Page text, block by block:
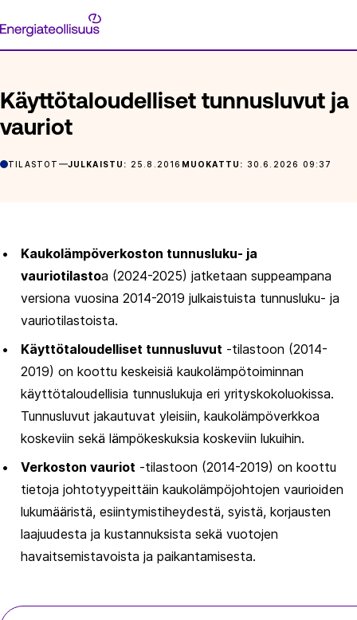
suoraan
Energiateollisuus
ETUSIVU
Käyttötaloudelliset tunnusluvut ja
vauriot
TILASTOT JULKAISTU: 25.8.2016 MUOKATTU: 30.6.2026 09:37
Kaukolämpöverkoston tunnusluku- ja
vauriotilastoa (2024-2025) jatketaan suppeampana
versiona vuosina 2014-2019 julkaistuista tunnusluku- ja
vauriotilastoista.
Käyttötaloudelliset tunnusluvut -tilastoon (2014-
2019) on koottu keskeisiä kaukolämpötoiminnan
käyttötaloudellisia tunnuslukuja eri yrityskokoluokissa.
Tunnusluvut jakautuvat yleisiin, kaukolämpöverkkoa
koskeviin sekä lämpökeskuksia koskeviin lukuihin.
Verkoston vauriot -tilastoon (2014-2019) on koottu
tietoja johtotyypeittäin kaukolämpöjohtojen vaurioiden
lukumääristä, esiintymistiheydestä, syistä, korjausten
laajuudesta ja kustannuksista sekä vuotojen
havaitsemistavoista ja paikantamisesta.